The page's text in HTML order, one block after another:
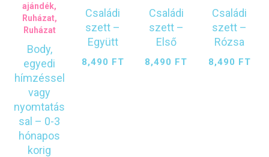
ajándék,
Ruházat,
Ruházat
Body,
egyedi
hímzéssel
vagy
nyomtatás
sal – 0-3
hónapos
korig
Családi
szett –
Együtt
8,490 FT
Családi
szett –
Első
8,490 FT
Családi
szett –
Rózsa
8,490 FT